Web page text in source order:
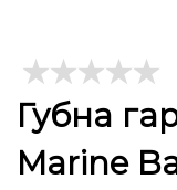
Губна
Marine